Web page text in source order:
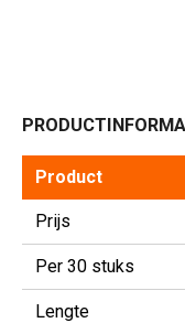
Product
Prijs
Per 30 stuks
Lengte